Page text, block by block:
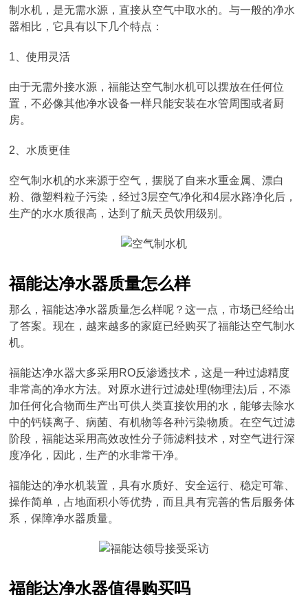
制水机，是无需水源，直接从空气中取水的。与一般的净水
器相比，它具有以下几个特点：
1、使用灵活
由于无需外接水源，福能达空气制水机可以摆放在任何位
置，不必像其他净水设备一样只能安装在水管周围或者厨
房。
2、水质更佳
空气制水机的水来源于空气，摆脱了自来水重金属、漂白
粉、微塑料粒子污染，经过3层空气净化和4层水路净化后，
生产的水水质很高，达到了航天员饮用级别。
福能达净水器质量怎么样
那么，福能达净水器质量怎么样呢？这一点，市场已经给出
了答案。现在，越来越多的家庭已经购买了福能达空气制水
机。
福能达净水器大多采用RO反渗透技术，这是一种过滤精度
非常高的净水方法。对原水进行过滤处理(物理法)后，不添
加任何化合物而生产出可供人类直接饮用的水，能够去除水
中的钙镁离子、病菌、有机物等各种污染物质。在空气过滤
阶段，福能达采用高效改性分子筛滤料技术，对空气进行深
度净化，因此，生产的水非常干净。
福能达的净水机装置，具有水质好、安全运行、稳定可靠、
操作简单，占地面积小等优势，而且具有完善的售后服务体
系，保障净水器质量。
福能达净水器值得购买吗